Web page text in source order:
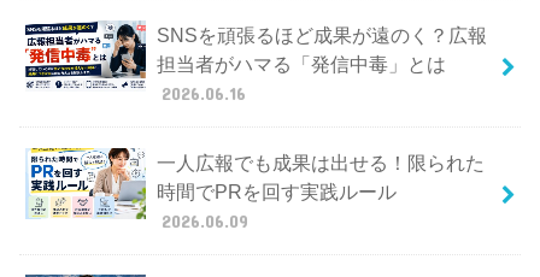
SNSを頑張るほど成果が遠のく？広報
担当者がハマる「発信中毒」とは
2026.06.16
一人広報でも成果は出せる！限られた
時間でPRを回す実践ルール
2026.06.09